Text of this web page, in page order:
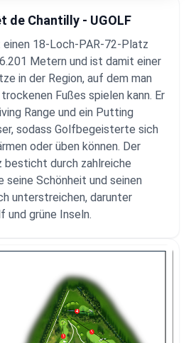
de Chantilly - UGOLF
18-Loch-PAR-72-Platz
Metern und ist damit einer
in der Region, auf dem man
Fußes spielen kann. Er
Range und ein Putting
sodass Golfbegeisterte sich
oder üben können. Der
durch zahlreiche
seine Schönheit und seinen
unterstreichen, darunter
und grüne Inseln.